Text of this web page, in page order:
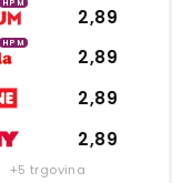
HPM
2,89
HPM
2,89
2,89
2,89
+5 trgovina